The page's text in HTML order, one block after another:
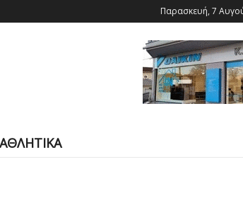
Παρασκευή, 7
ΑΘΛΗΤΙΚΑ